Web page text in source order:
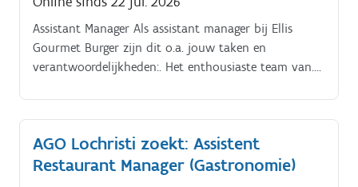
Assistant Manager Als assistant manager bij Ellis
Gourmet Burger zijn dit o.a. jouw taken en
verantwoordelijkheden:. Het enthousiaste team van.
AGO Lochristi zoekt: Assistent
Restaurant Manager (Gastronomie)